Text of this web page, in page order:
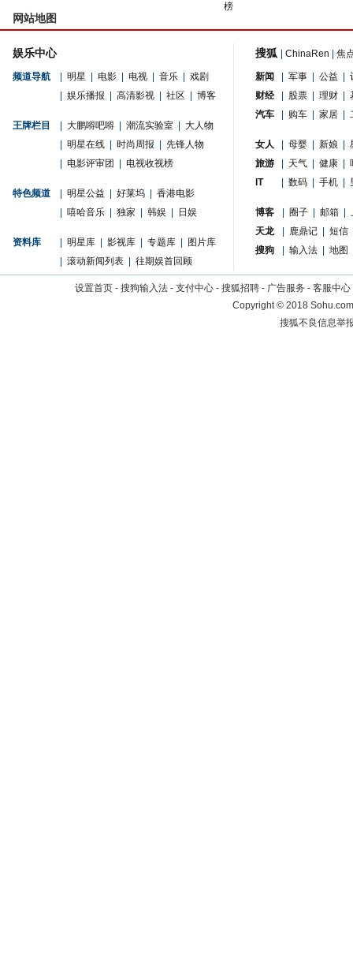
榜
网站地图
娱乐中心
频道导航 明星 电影 电视 音乐
戏剧
娱乐播报 高清影视 社区 博客
王牌栏目 大鹏嘚吧嘚 潮流实验室
大人物
明星在线 时尚周报
先锋人物
电影评审团 电视收视榜
特色频道 明星公益 好莱坞
香港电影
嘻哈音乐 独家 韩娱 日娱
资料库 明星库 影视库 专题库
图片库
滚动新闻列表 往期娱首回顾
搜狐 ChinaRen 焦
新闻 军事 公益
财经
股票 理财
汽车
购车 家居
女人 母婴 新娘
旅游
天气 健康
IT
数码 手机
博客 圈子 邮箱
天龙
鹿鼎记
短信
搜狗
输入法 地图
设置首页 - 搜狗输入法 - 支付中心 - 搜狐招聘 - 广告服务 - 客服中心
Copyright©2018
搜狐不良信息举